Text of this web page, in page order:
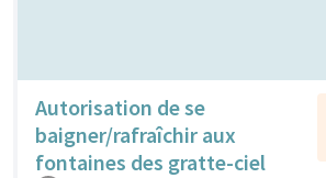
Autorisation de se
baigner/rafraîchir aux
fontaines des gratte-ciel